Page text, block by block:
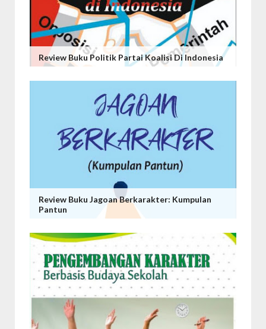
Review Buku Politik Partai Koalisi Di Indonesia
Review Buku Jagoan Berkarakter: Kumpulan
Pantun